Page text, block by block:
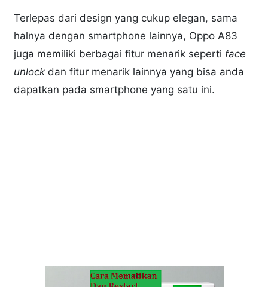
Terlepas dari design yang cukup elegan, sama
halnya dengan smartphone lainnya, Oppo A83
juga memiliki berbagai fitur menarik seperti face
unlock dan fitur menarik lainnya yang bisa anda
dapatkan pada smartphone yang satu ini.